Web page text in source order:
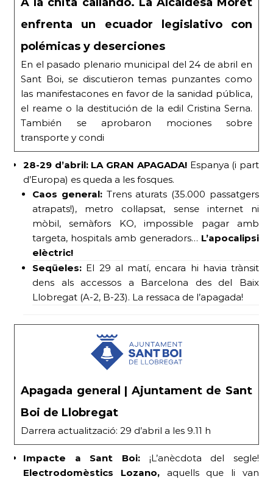
enfrenta un ecuador legislativo con
polémicas y deserciones
En el pasado plenario municipal del 24 de abril en
Sant Boi, se discutieron temas punzantes como
las manifestacones en favor de la sanidad pública,
el reame o la destitución de la edil Cristina Serna.
También se aprobaron mociones sobre
transporte y condi
28-29 d’abril: LA GRAN APAGADA!Espanya (i part
d’Europa) es queda a les fosques.
Caos general:Trens aturats (35.000 passatgers
atrapats!), metro col·lapsat, sense internet ni
mòbil, semàfors KO, impossible pagar amb
targeta, hospitals amb generadors… L’apocalipsi
elèctric!
Seqüeles: El 29 al matí, encara hi havia trànsit
dens als accessos a Barcelona des del Baix
Llobregat (A-2, B-23). La ressaca de l’apagada!
Apagada general | Ajuntament de Sant
Boi de Llobregat
Darrera actualització: 29 d’abril a les 9.11 h
Impacte a Sant Boi: ¡L’anècdota del segle!
Electrodomèstics Lozano, aquells que li van